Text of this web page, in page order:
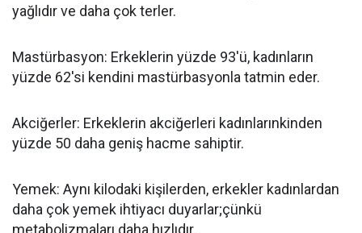
yağlıdır ve daha çok terler.
Mastürbasyon: Erkeklerin yüzde 93'ü, kadınların
yüzde 62'si kendini mastürbasyonla tatmin eder.
Akciğerler: Erkeklerin akciğerleri kadınlarınkinden
yüzde 50 daha geniş hacme sahiptir.
Yemek: Aynı kilodaki kişilerden, erkekler kadınlardan
daha çok yemek ihtiyacı duyarlar;çünkü
metabolizmaları daha hızlıdır.